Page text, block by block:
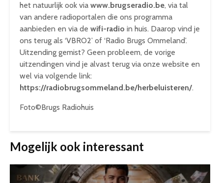
het natuurlijk ook via www.brugseradio.be, via tal
van andere radioportalen die ons programma
aanbieden en via de wifi-radio in huis. Daarop vind je
ons terug als ‘VBRO2’ of ‘Radio Brugs Ommeland’.
Uitzending gemist? Geen probleem, de vorige
uitzendingen vind je alvast terug via onze website en
wel via volgende link:
https://radiobrugsommeland.be/herbeluisteren/.
Foto©Brugs Radiohuis
Mogelijk ook interessant